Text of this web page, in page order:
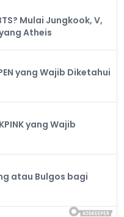
Mulai Jungkook, V,
Atheis
yang Wajib Diketahui
yang Wajib
atau Bulgos bagi